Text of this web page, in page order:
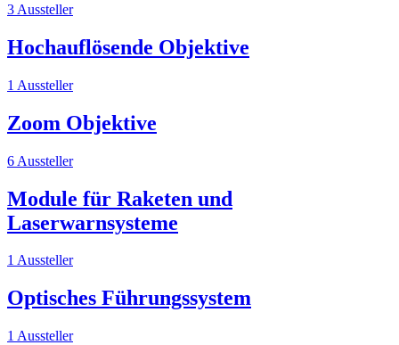
3 Aussteller
Hochauflösende Objektive
1 Aussteller
Zoom Objektive
6 Aussteller
Module für Raketen und
Laserwarnsysteme
1 Aussteller
Optisches Führungssystem
1 Aussteller